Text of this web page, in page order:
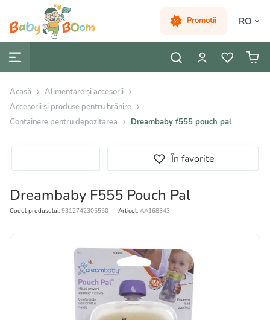
Promoții RO
Acasă
Alimentare și accesorii
Accesorii și produse pentru hrănire
Containere pentru depozitarea
Dreambaby f555 pouch pal
În favorite
Dreambaby F555 Pouch Pal
Codul produsului: 9312742305550 Articol: AA168343